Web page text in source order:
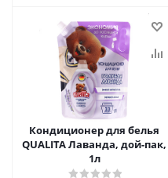
Кондиционер для белья
QUALITA Лаванда, дой-пак,
1л